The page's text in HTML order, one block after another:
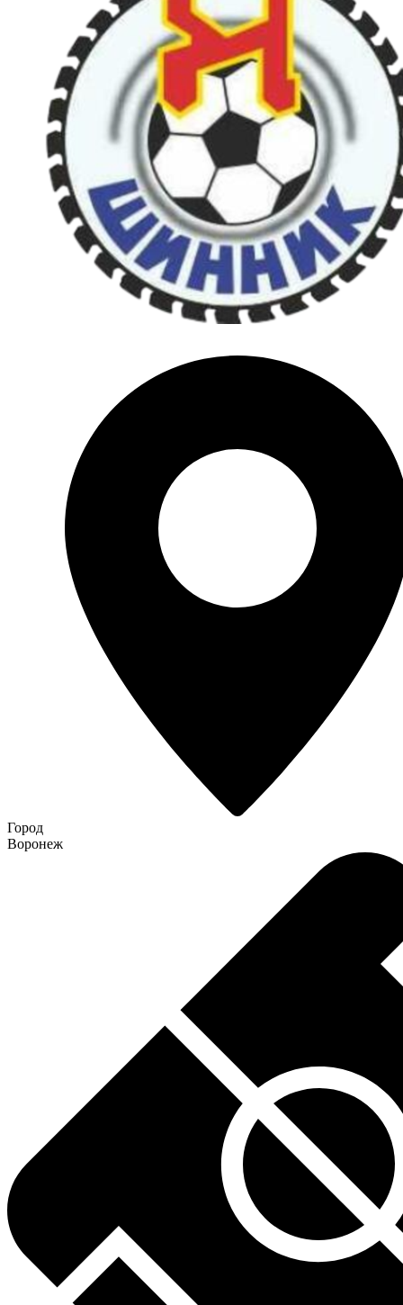
Город
Воронеж